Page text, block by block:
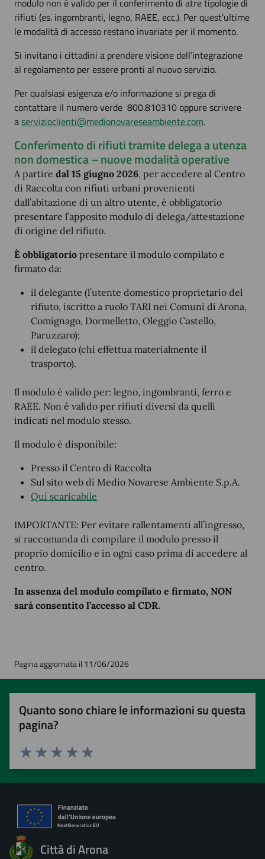
modulo non è valido per il conferimento di atre tipologie di
rifiuti (es. ingombranti, legno, RAEE, ecc.). Per quest’ultime
le modalità di accesso restano invariate per il momento.
Si invitano i cittadini a prendere visione dell’integrazione
al regolamento per essere pronti al nuovo servizio.
Per qualsiasi esigenza e/o informazione si prega di
contattare il numero verde 800.810310 oppure scrivere
aservizioclienti@medionovareseambiente.com.
Conferimento di rifiuti tramite delega a utenza
non domestica – nuove modalità operative
A partire dal 15 giugno 2026, per accedere al Centro
di Raccolta con rifiuti urbani provenienti
dall’abitazione di un altro utente, è obbligatorio
presentare l’apposito modulo di delega/attestazione
di origine del rifiuto.
È obbligatorio presentare il modulo compilato e
firmato da:
il delegante (l’utente domestico proprietario del
rifiuto, iscritto a ruolo TARI nei Comuni di Arona,
Comignago, Dormelletto, Oleggio Castello,
Paruzzaro);
il delegato (chi effettua materialmente il
trasporto).
Il modulo è valido per: legno, ingombranti, ferro e
RAEE. Non è valido per rifiuti diversi da quelli
indicati nel modulo stesso.
Il modulo è disponibile:
Presso il Centro di Raccolta
Sul sito web di Medio Novarese Ambiente S.p.A.
Qui scaricabile
IMPORTANTE: Per evitare rallentamenti all’ingresso,
si raccomanda di compilare il modulo presso il
proprio domicilio e in ogni caso prima di accedere al
centro.
In assenza del modulo compilato e firmato, NON
sarà consentito l’accesso al CDR.
Pagina aggiornata il 11/06/2026
Quanto sono chiare le informazioni su questa
pagina?
Valuta 5 stelle su 5
Valuta 4 stelle su 5
Valuta 3 stelle su 5
Valuta 2 stelle su 5
Valuta 1 stelle su 5
Città di Arona